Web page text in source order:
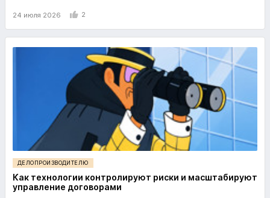
24 июля 2026 2
ДЕЛОПРОИЗВОДИТЕЛЮ
Как технологии контролируют риски и масштабируют
управление договорами